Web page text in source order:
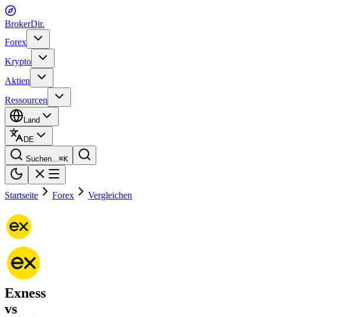
BrokerDir.
Forex
Krypto
Aktien
Ressourcen
Land
DE
Suchen...⌘K
Startseite Forex Vergleichen
Exness
vs